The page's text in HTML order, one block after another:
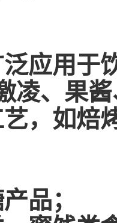
应用于
凌、果
，如焙
品；